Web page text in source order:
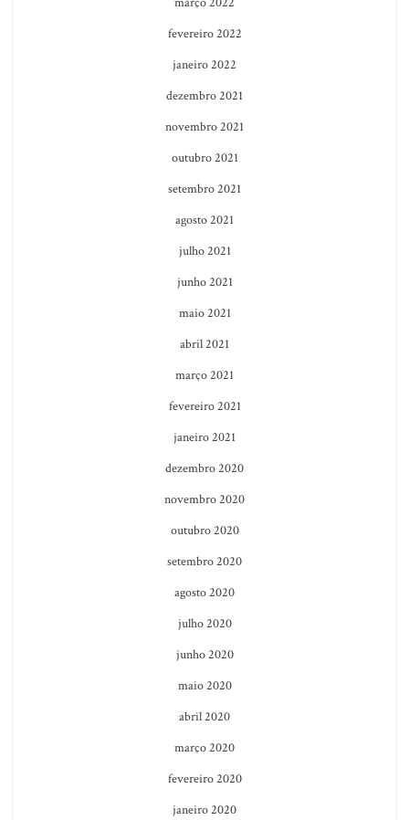
fevereiro 2022
janeiro 2022
dezembro 2021
novembro 2021
outubro 2021
setembro 2021
agosto 2021
julho 2021
junho 2021
maio 2021
abril 2021
março 2021
fevereiro 2021
janeiro 2021
dezembro 2020
novembro 2020
outubro 2020
setembro 2020
agosto 2020
julho 2020
junho 2020
maio 2020
abril 2020
março 2020
fevereiro 2020
janeiro 2020